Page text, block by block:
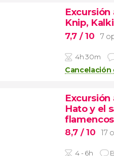
Excursión
Knip,
7,7 / 10 7
4h 30m
Excursión
Hato y el
flamencos
8,7 / 10 17
4 - 6h